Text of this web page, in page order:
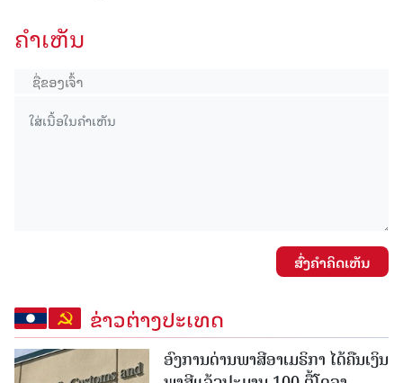
ຄໍາເຫັນ
ສົ່ງຄໍາຄິດເຫັນ
ຂ່າວຕ່າງປະເທດ
ອົງການດ່ານພາສີອາເມຣິກາ ໄດ້ຄືນເງິນ